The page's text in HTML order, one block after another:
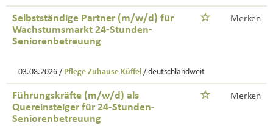
Selbstständige Partner (m/w/d) für
Wachstumsmarkt 24-Stunden-
Seniorenbetreuung
Merken
03.08.2026 / Pflege Zuhause Küffel / deutschlandweit
Führungskräfte (m/w/d) als
Quereinsteiger für 24-Stunden-
Seniorenbetreuung
Merken